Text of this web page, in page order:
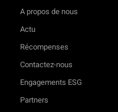
A propos de nous
Actu
Récompenses
Contactez-nous
Engagements ESG
Partners